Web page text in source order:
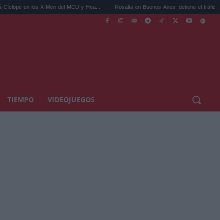
X-Men del MCU y Hea... Rosalía en Buenos Aires: detiene el tráfico y se s...
TIEMPO VIDEOJUEGOS